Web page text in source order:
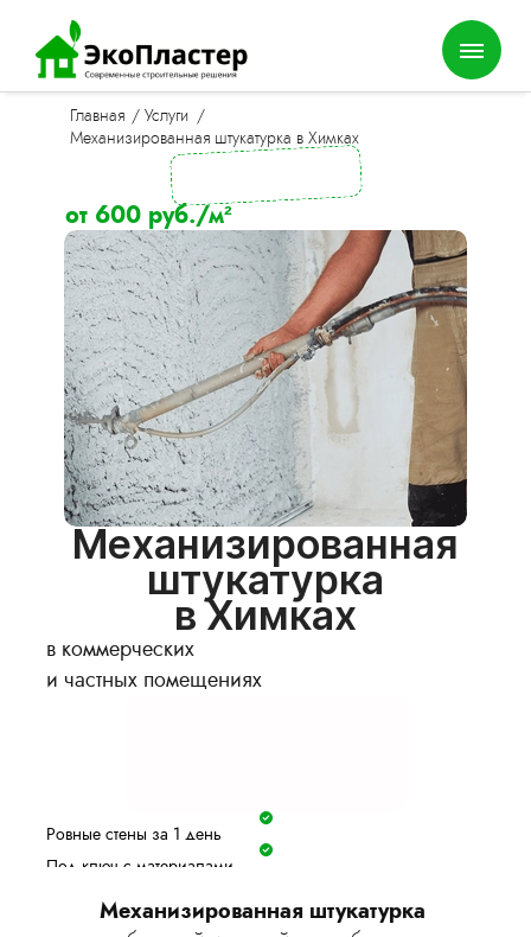
Главная / Услуги /
Механизированная штукатурка в Химках
от 600 руб./м²
Механизированная
штукатурка
в Химках
в коммерческих
и частных помещениях
Ровные стены за 1 день
Под ключ с материалами
Гарантия 2 года
Фиксируем цену в договоре
Механизированная штукатурка